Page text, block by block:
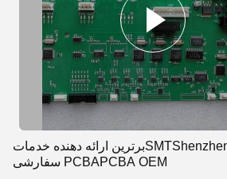
کارخانه SMTShenzhenبرترین ارائه دهنده خدمات
PCBAPCBA OEM سفارشی